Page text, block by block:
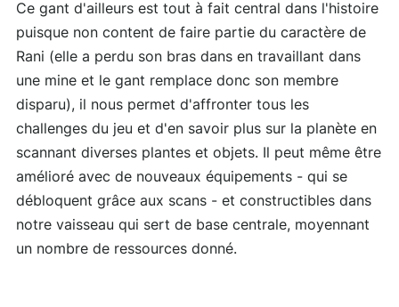
Ce gant d'ailleurs est tout à fait central dans l'histoire
puisque non content de faire partie du caractère de
Rani (elle a perdu son bras dans en travaillant dans
une mine et le gant remplace donc son membre
disparu), il nous permet d'affronter tous les
challenges du jeu et d'en savoir plus sur la planète en
scannant diverses plantes et objets. Il peut même être
amélioré avec de nouveaux équipements - qui se
débloquent grâce aux scans - et constructibles dans
notre vaisseau qui sert de base centrale, moyennant
un nombre de ressources donné.